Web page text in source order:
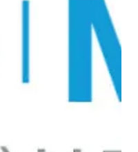
을 체결했다고 밝혔습니
‘아테나 코드 어시스턴트’에
하는 것이 핵심입니다.이로써